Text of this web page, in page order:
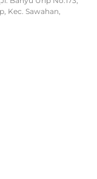
Kec. Sawahan,